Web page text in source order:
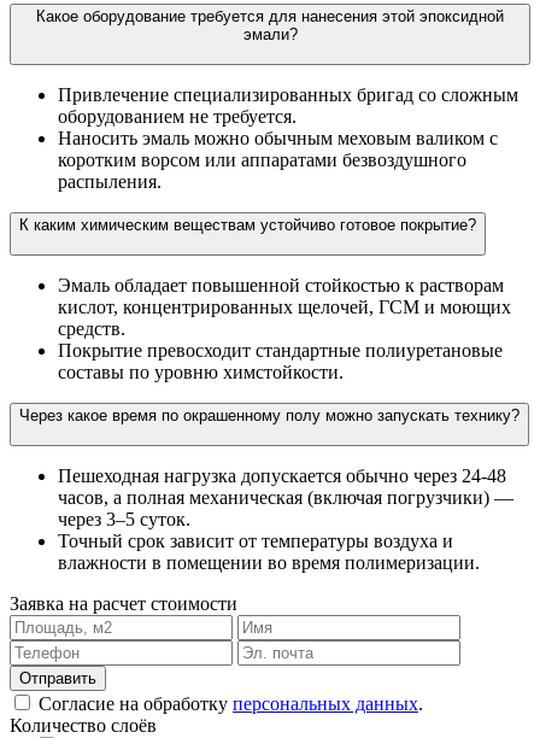
Какое оборудование требуется для нанесения этой эпоксидной
эмали?
Привлечение специализированных бригад со сложным
оборудованием не требуется.
Наносить эмаль можно обычным меховым валиком с
коротким ворсом или аппаратами безвоздушного
распыления.
К каким химическим веществам устойчиво готовое покрытие?
Эмаль обладает повышенной стойкостью к растворам
кислот, концентрированных щелочей, ГСМ и моющих
средств.
Покрытие превосходит стандартные полиуретановые
составы по уровню химстойкости.
Через какое время по окрашенному полу можно запускать технику?
Пешеходная нагрузка допускается обычно через 24-48
часов, а полная механическая (включая погрузчики) —
через 3–5 суток.
Точный срок зависит от температуры воздуха и
влажности в помещении во время полимеризации.
Заявка на расчет стоимости
Согласие на обработку персональных данных.
Количество слоёв